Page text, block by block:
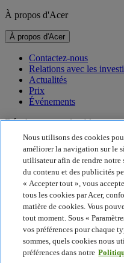
À propos d'Acer
À propos d'Acer
Contactez-nous
Relations avec les
Actualités
Prix
Événements
Développement durable
Responsabilité sociale
Empreinte carbone du
Project Humanity
Earthion
Politique de confidentialité
Politique en matière de cookies
Mentions légales
Informations légales
Nous utilisons des cookies
améliorer la navigation sur le
utilisateur afin de rendre
du contenu et des publicités
« Accepter tout », vous
tous les cookies par Acer,
matière de cookies. Vous
tout moment. Sous «
vos préférences pour chaque
sommes, quels cookies nous
préférences dans notre